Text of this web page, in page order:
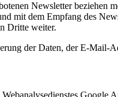
Newsletter
mit dem Empfang des
Dritte weiter.
der Daten, der E-Mail-
Webanalysedienstes